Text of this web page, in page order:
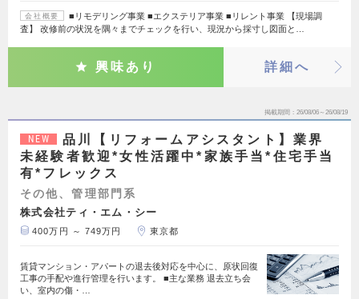
会社概要
■リモデリング事業 ■エクステリア事業 ■リレント事業 【現場調
査】 改修前の状況を隅々までチェックを行い、現況から採寸し図面と…
興味あり 詳細へ
掲載期間 26/08/06～26/08/19
NEW
品川【リフォームアシスタント】業界
未経験者歓迎*女性活躍中*家族手当*住宅手当
有*フレックス
その他、管理部門系
株式会社ティ・エム・シー
400万円 ～ 749万円 東京都
賃貸マンション・アパートの退去後対応を中心に、原状回復
工事の手配や進行管理を行います。 ■主な業務 退去立ち会
い、室内の傷・…